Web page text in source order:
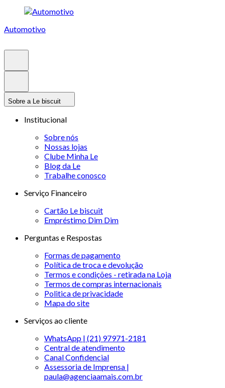
Automotivo
Sobre a Le biscuit
Institucional
Sobre nós
Nossas lojas
Clube Minha Le
Blog da Le
Trabalhe conosco
Serviço Financeiro
Cartão Le biscuit
Empréstimo Dim Dim
Perguntas e Respostas
Formas de pagamento
Política de troca e devolução
Termos e condições - retirada na Loja
Termos de compras internacionais
Politica de privacidade
Mapa do site
Serviços ao cliente
WhatsApp | (21) 97971-2181
Central de atendimento
Canal Confidencial
Assessoria de Imprensa |
paula@agenciaamais.com.br